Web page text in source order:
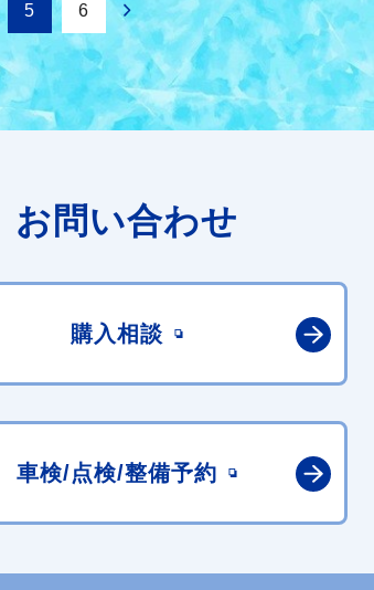
5 6
お問い合わせ
購入相談
車検/点検/整備予約